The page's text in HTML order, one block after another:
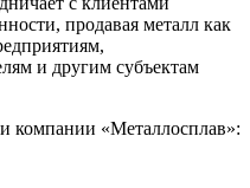
продавая металл как
и другим субъектам
компании «Металлосплав»: